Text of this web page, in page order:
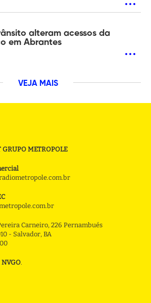
alteram acessos da
em Abrantes
VEJA MAIS
GRUPO METROPOLE
Carneiro, 226 Pernambués
- Salvador, BA
NVGO.